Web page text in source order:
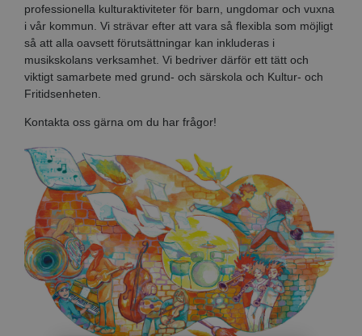
professionella kulturaktiviteter för barn, ungdomar och vuxna
i vår kommun. Vi strävar efter att vara så flexibla som möjligt
så att alla oavsett förutsättningar kan inkluderas i
musikskolans verksamhet. Vi bedriver därför ett tätt och
viktigt samarbete med grund- och särskola och Kultur- och
Fritidsenheten.
Kontakta oss gärna om du har frågor!